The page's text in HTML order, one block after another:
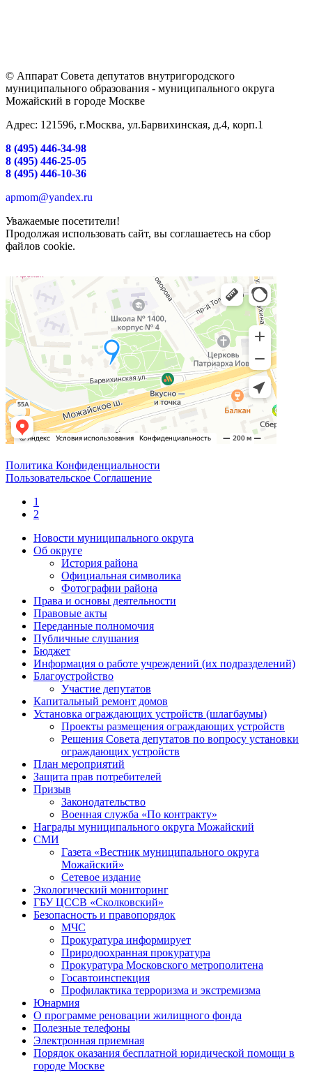
© Аппарат Совета депутатов внутригородского
муниципального образования - муниципального округа
Можайский в городе Москве
Адрес: 121596, г.Москва, ул.Барвихинская, д.4, корп.1
8 (495) 446-34-98
8 (495) 446-25-05
8 (495) 446-10-36
apmom@yandex.ru
Уважаемые посетители!
Продолжая использовать сайт, вы соглашаетесь на сбор
файлов cookie.
Политика Конфиденциальности
Пользовательское Соглашение
1
2
Новости муниципального округа
Об округе
История района
Официальная символика
Фотографии района
Права и основы деятельности
Правовые акты
Переданные полномочия
Публичные слушания
Бюджет
Информация о работе учреждений (их подразделений)
Благоустройство
Участие депутатов
Капитальный ремонт домов
Установка ограждающих устройств (шлагбаумы)
Проекты размещения ограждающих устройств
Решения Совета депутатов по вопросу установки
ограждающих устройств
План мероприятий
Защита прав потребителей
Призыв
Законодательство
Военная служба «По контракту»
Награды муниципального округа Можайский
СМИ
Газета «Вестник муниципального округа
Можайский»
Сетевое издание
Экологический мониторинг
ГБУ ЦССВ «Сколковский»
Безопасность и правопорядок
МЧС
Прокуратура информирует
Природоохранная прокуратура
Прокуратура Московского метрополитена
Госавтоинспекция
Профилактика терроризма и экстремизма
Юнармия
О программе реновации жилищного фонда
Полезные телефоны
Электронная приемная
Порядок оказания бесплатной юридической помощи в
городе Москве